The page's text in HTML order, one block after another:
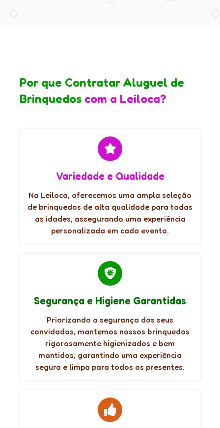
Por que Contratar Aluguel de
Brinquedos com a Leiloca?
Variedade e Qualidade
Na Leiloca, oferecemos uma ampla seleção
de brinquedos de alta qualidade para todas
as idades, assegurando uma experiência
personalizada em cada evento.
Segurança e Higiene Garantidas
Priorizando a segurança dos seus
convidados, mantemos nossos brinquedos
rigorosamente higienizados e bem
mantidos, garantindo uma experiência
segura e limpa para todos os presentes.